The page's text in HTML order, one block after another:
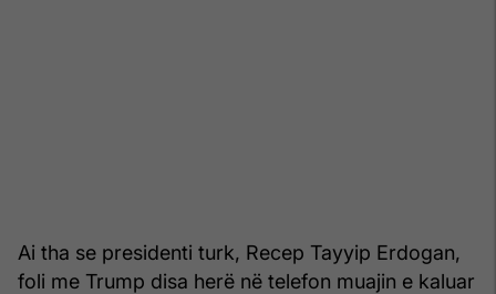
Ai tha se presidenti turk, Recep Tayyip Erdogan,
foli me Trump disa herë në telefon muajin e kaluar